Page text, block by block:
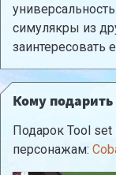
симулякры из
заинтересовать
Кому подарить
Подарок Tool
персонажам: